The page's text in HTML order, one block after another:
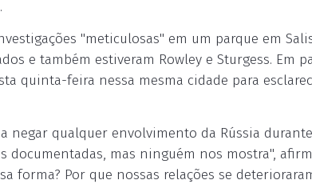
"meticulosas" em um parque em
e também estiveram Rowley e Sturgess. Em
quinta-feira nessa mesma cidade para
negar qualquer envolvimento da Rússia
documentadas, mas ninguém nos mostra",
forma? Por que nossas relações se